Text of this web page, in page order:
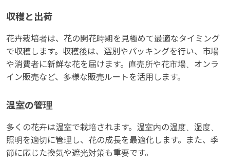
収穫と出荷
花卉栽培者は、花の開花時期を見極めて最適なタイミング
で収穫します。収穫後は、選別やパッキングを行い、市場
や消費者に新鮮な花を届けます。直売所や花市場、オンラ
イン販売など、多様な販売ルートを活用します。
温室の管理
多くの花卉は温室で栽培されます。温室内の温度、湿度、
照明を適切に管理し、花の成長を最適化します。また、季
節に応じた換気や遮光対策も重要です。